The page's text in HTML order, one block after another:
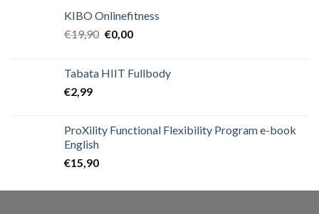
KIBO Onlinefitness
€19,90 €0,00
Tabata HIIT Fullbody
€2,99
ProXility Functional Flexibility Program e-book
English
€15,90